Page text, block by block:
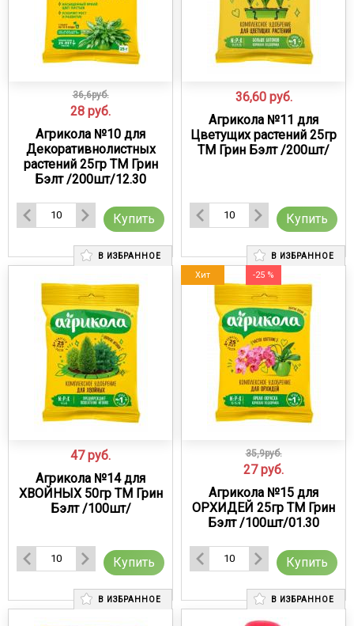
36,6руб.
28 руб.
Агрикола №10 для
Декоративнолистных
растений 25гр ТМ Грин
Бэлт /200шт/12.30
Купить
36,60 руб.
Агрикола №11 для
Цветущих растений 25гр
ТМ Грин Бэлт /200шт/
Купить
В ИЗБРАННОЕ
47 руб.
Агрикола №14 для
ХВОЙНЫХ 50гр ТМ Грин
Бэлт /100шт/
Купить
В ИЗБРАННОЕ
-25 %
Хит
35,9руб.
27 руб.
Агрикола №15 для
ОРХИДЕЙ 25гр ТМ Грин
Бэлт /100шт/01.30
Купить
В ИЗБРАННОЕ В ИЗБРАННОЕ